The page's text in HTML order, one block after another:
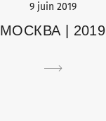
9 juin 2019
МОСКВА | 2019